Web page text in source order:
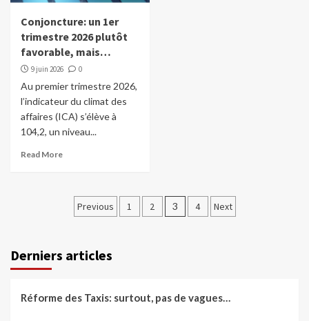
Conjoncture: un 1er
trimestre 2026 plutôt
favorable, mais…
9 juin 2026 0
Au premier trimestre 2026,
l’indicateur du climat des
affaires (ICA) s’élève à
104,2, un niveau...
Read More
Pagination
publications
Previous 1 2 3 4 Next
Derniers articles
Réforme des Taxis: surtout, pas de vagues…